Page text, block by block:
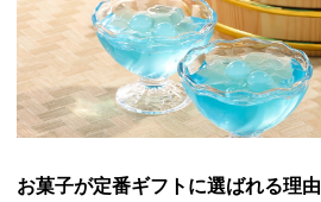
お菓子が定番ギフトに選ばれる理由